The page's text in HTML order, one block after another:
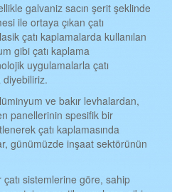
galvaniz sacın şerit şeklinde
ile ortaya çıkan çatı
çatı kaplamalarda kullanılan
gibi çatı kaplama
uygulamalarla çatı
diyebiliriz.
ve bakır levhalardan,
panellerinin spesifik bir
çatı kaplamasında
günümüzde inşaat sektörünün
çatı sistemlerine göre, sahip